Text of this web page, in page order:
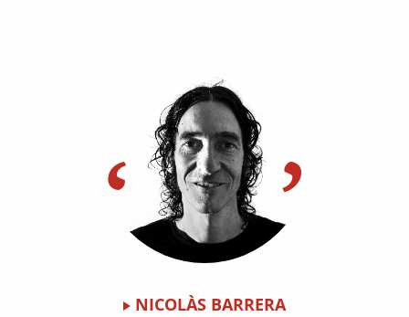
NICOLÀS BARRERA